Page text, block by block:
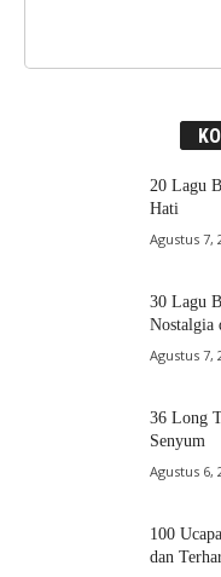
20 Lagu
Hati
Agustus 7,
30 Lagu
Nostalgia
Agustus 7,
36 Long
Senyum
Agustus 6,
100
dan